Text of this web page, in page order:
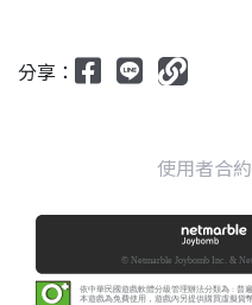
分享：
使用者合約